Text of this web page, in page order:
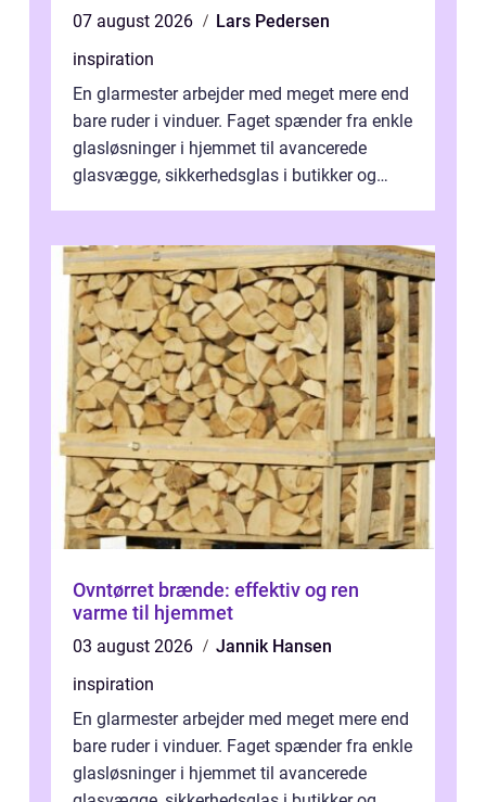
07 august 2026
Lars Pedersen
inspiration
En glarmester arbejder med meget mere end
bare ruder i vinduer. Faget spænder fra enkle
glasløsninger i hjemmet til avancerede
glasvægge, sikkerhedsglas i butikker og
Ovntørret brænde: effektiv og ren
varme til hjemmet
03 august 2026
Jannik Hansen
inspiration
En glarmester arbejder med meget mere end
bare ruder i vinduer. Faget spænder fra enkle
glasløsninger i hjemmet til avancerede